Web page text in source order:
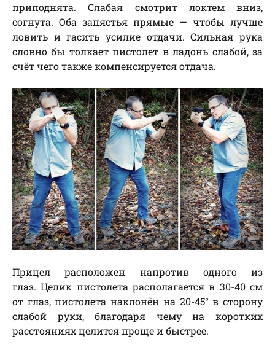
приподнята. Слабая смотрит локтем вниз,
согнута. Оба запястья прямые — чтобы лучше
ловить и гасить усилие отдачи. Сильная рука
словно бы толкает пистолет в ладонь слабой, за
счёт чего также компенсируется отдача.
Прицел расположен напротив одного из
глаз. Целик пистолета располагается в 30-40 см
от глаз, пистолета наклонён на 20-45° в сторону
слабой руки, благодаря чему на коротких
расстояниях целится проще и быстрее.